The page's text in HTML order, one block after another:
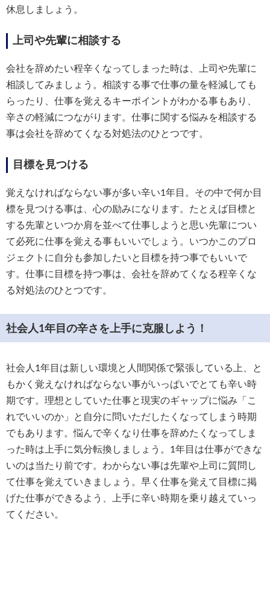
休息しましょう。
上司や先輩に相談する
会社を辞めたい程辛くなってしまった時は、上司や先輩に
相談してみましょう。相談する事で仕事の量を軽減しても
らったり、仕事を覚えるキーポイントがわかる事もあり、
辛さの軽減につながります。仕事に関する悩みを相談する
事は会社を辞めてくなる対処法のひとつです。
目標を見つける
覚えなければならない事が多い辛い1年目。その中で何か目
標を見つける事は、心の励みになります。たとえば目標と
する先輩といつか肩を並べて仕事しようと思い先輩につい
て必死に仕事を覚える事もいいでしょう。いつかこのプロ
ジェクトに自分も参加したいと目標を持つ事でもいいで
す。仕事に目標を持つ事は、会社を辞めてくなる程辛くな
る対処法のひとつです。
社会人1年目の辛さを上手に克服しよう！
社会人1年目は新しい環境と人間関係で緊張している上、と
もかく覚えなければならない事がいっぱいでとても辛い時
期です。理想としていた仕事と現実のギャップに悩み「こ
れでいいのか」と自分に問いただしたくなってしまう時期
でもあります。悩んで辛くなり仕事を辞めたくなってしま
った時は上手に気分転換しましょう。1年目は仕事ができな
いのは当たり前です。わからない事は先輩や上司に質問し
て仕事を覚えていきましょう。早く仕事を覚えて目標に掲
げた仕事ができるよう、上手に辛い時期を乗り越えていっ
てください。